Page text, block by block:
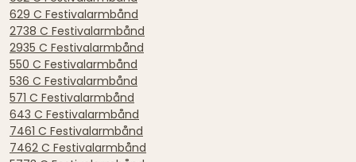
629 C Festivalarmbånd
2738 C Festivalarmbånd
2935 C Festivalarmbånd
550 C Festivalarmbånd
536 C Festivalarmbånd
571 C Festivalarmbånd
643 C Festivalarmbånd
7461 C Festivalarmbånd
7462 C Festivalarmbånd